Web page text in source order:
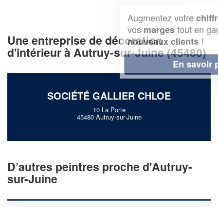
Une entreprise de décoration
d'intérieur à Autruy-sur-Juine (45480)
SOCIÉTÉ GALLIER CHLOE
10 La Porte
45480 Autruy-sur-Juine
D’autres peintres proche d'Autruy-
sur-Juine
Augmentez votrechiffre d'affaireset
tout en gagnant de
nouveaux clients!